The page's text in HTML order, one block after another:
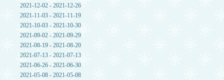
2021-12-02 - 2021-12-26
2021-11-03 - 2021-11-19
2021-10-03 - 2021-10-30
2021-09-02 - 2021-09-29
2021-08-19 - 2021-08-20
2021-07-13 - 2021-07-13
2021-06-26 - 2021-06-30
2021-05-08 - 2021-05-08